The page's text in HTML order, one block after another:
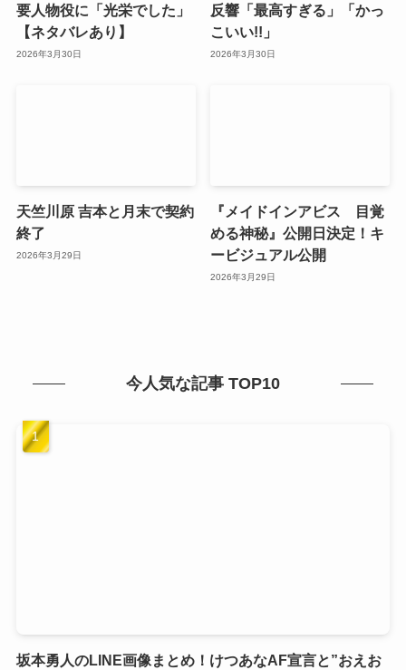
要人物役に「光栄でした」
【ネタバレあり】
2026年3月30日
反響「最高すぎる」「かっ
こいい!!」
2026年3月30日
天竺川原 吉本と月末で契約
終了
2026年3月29日
『メイドインアビス 目覚
める神秘』公開日決定！キ
ービジュアル公開
2026年3月29日
今人気な記事 TOP10
坂本勇人のLINE画像まとめ！けつあなAF宣言と”おえお